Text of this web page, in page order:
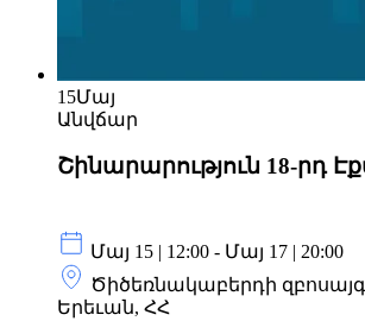
15Մայ
Անվճար
Շինարարություն 18-րդ
Մայ 15 | 12:00 - Մայ 17 | 20:00
Ծիծեռնակաբերդի
Երեւան, ՀՀ